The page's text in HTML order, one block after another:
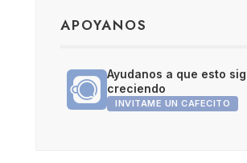
APOYANOS
Ayudanos a que esto
creciendo
INVITAME UN CAFECITO